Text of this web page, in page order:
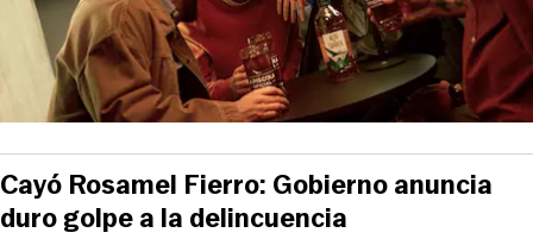
Cayó Rosamel Fierro: Gobierno anuncia
duro golpe a la delincuencia